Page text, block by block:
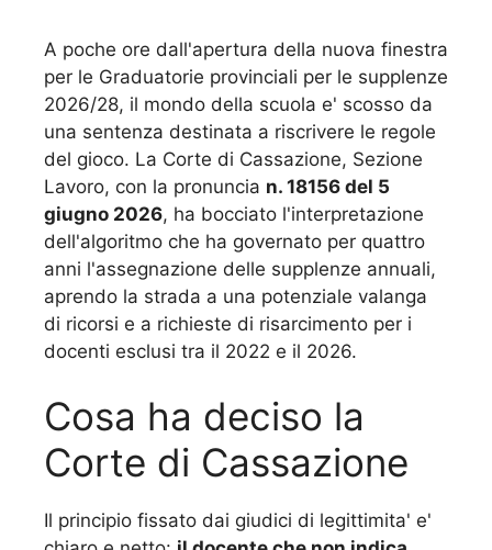
A poche ore dall'apertura della nuova finestra
per le Graduatorie provinciali per le supplenze
2026/28, il mondo della scuola e' scosso da
una sentenza destinata a riscrivere le regole
del gioco. La Corte di Cassazione, Sezione
Lavoro, con la pronuncia n. 18156 del 5
giugno 2026, ha bocciato l'interpretazione
dell'algoritmo che ha governato per quattro
anni l'assegnazione delle supplenze annuali,
aprendo la strada a una potenziale valanga
di ricorsi e a richieste di risarcimento per i
docenti esclusi tra il 2022 e il 2026.
Cosa ha deciso la
Corte di Cassazione
Il principio fissato dai giudici di legittimita' e'